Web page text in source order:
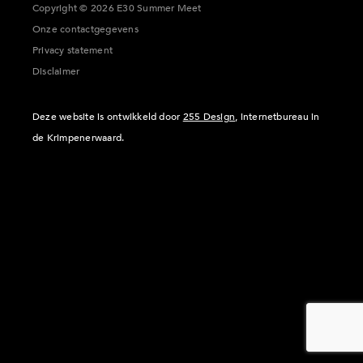
Copyright © 2026 E30 Summer Meet
Onze contactgegevens
Privacy statement
Disclaimer
Deze website is ontwikkeld door 255 Design, internetbureau in
de Krimpenerwaard.